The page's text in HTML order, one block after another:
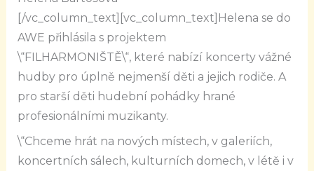
[/vc_column_text][vc_column_text] Helena se do
AWE přihlásila s projektem
\“FILHARMONIŠTĚ\“, které nabízí koncerty vážné
hudby pro úplně nejmenší děti a jejich rodiče. A
pro starší děti hudební pohádky hrané
profesionálními muzikanty.
\“Chceme hrát na nových místech, v galeriích,
koncertních sálech, kulturních domech, v létě i v